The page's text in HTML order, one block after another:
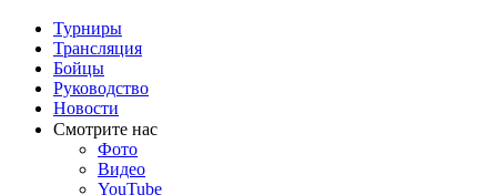
Турниры
Трансляция
Бойцы
Руководство
Новости
Смотрите нас
Фото
Видео
YouTube